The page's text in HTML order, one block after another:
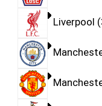
Liverpool